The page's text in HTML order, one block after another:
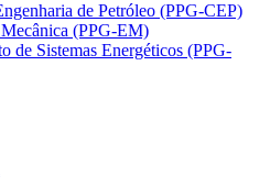
de Petróleo (PPG-CEP)
(PPG-EM)
de Sistemas Energéticos (PPG-